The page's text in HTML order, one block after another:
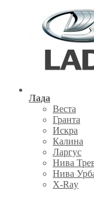
Лада
Веста
Гранта
Искра
Калина
Ларгус
Нива
Нива
X-Ray